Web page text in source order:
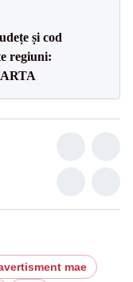
și cod
regiuni:
mae